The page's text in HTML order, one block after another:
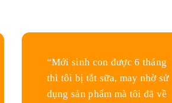
“Mới sinh con được 6 tháng
thì tôi bị tắt sữa, may nhờ sử
dụng sản phẩm mà tôi đã về